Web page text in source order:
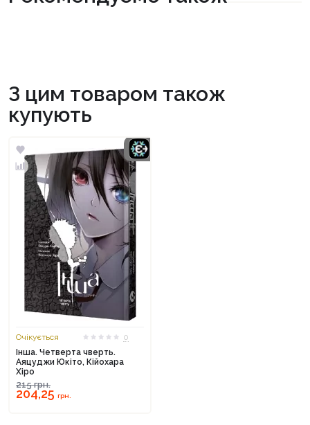
З цим товаром також
купують
Очікується
0
Інша. Четверта чверть.
Аяцуджи Юкіто, Кійохара
Хіро
215грн.
204,25 грн.